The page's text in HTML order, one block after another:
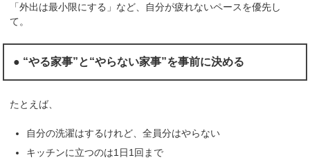
「外出は最小限にする」など、自分が疲れないペースを優先し
て。
● “やる家事”と“やらない家事”を事前に決める
たとえば、
自分の洗濯はするけれど、全員分はやらない
キッチンに立つのは1日1回まで